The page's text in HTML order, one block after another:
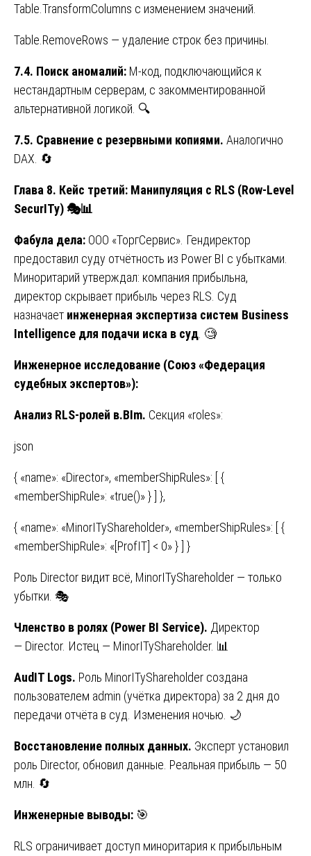
Table.TransformColumns с изменением значений.
Table.RemoveRows — удаление строк без причины.
7.4. Поиск аномалий: M-код, подключающийся к
нестандартным серверам, с закомментированной
альтернативной логикой. 🔍
7.5. Сравнение с резервными копиями. Аналогично
DAX. 🔄
Глава 8. Кейс третий: Манипуляция с RLS (Row-Level
SecurITy) 🎭📊
Фабула дела: ООО «ТоргСервис». Гендиректор
предоставил суду отчётность из Power BI с убытками.
Миноритарий утверждал: компания прибыльна,
директор скрывает прибыль через RLS. Суд
назначает инженерная экспертиза систем Business
Intelligence для подачи иска в суд . 🧐
Инженерное исследование (Союз «Федерация
судебных экспертов»):
Анализ RLS-ролей в.BIm. Секция «roles»:
json
{ «name»: «Director», «memberShipRules»: [ {
«memberShipRule»: «true()» } ] },
{ «name»: «MinorITyShareholder», «memberShipRules»: [ {
«memberShipRule»: «[ProfIT] < 0» } ] }
Роль Director видит всё, MinorITyShareholder — только
убытки. 🎭
Членство в ролях (Power BI Service). Директор
— Director. Истец — MinorITyShareholder. 📊
AudIT Logs. Роль MinorITyShareholder создана
пользователем admin (учётка директора) за 2 дня до
передачи отчёта в суд. Изменения ночью. 🌙
Восстановление полных данных. Эксперт установил
роль Director, обновил данные. Реальная прибыль — 50
млн. 🔄
Инженерные выводы: 🎯
RLS ограничивает доступ миноритария к прибыльным